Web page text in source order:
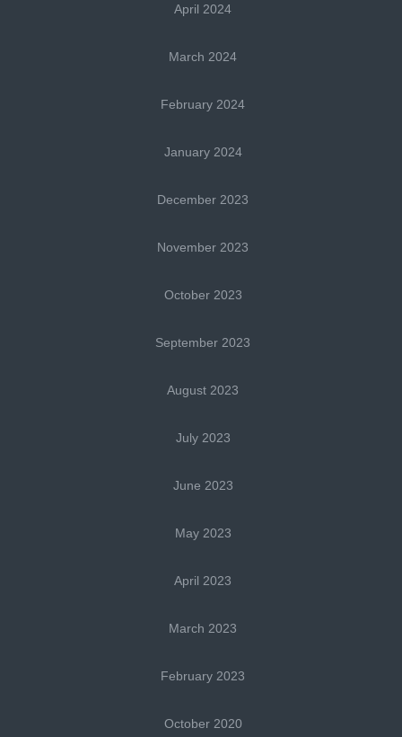
April 2024
March 2024
February 2024
January 2024
December 2023
November 2023
October 2023
September 2023
August 2023
July 2023
June 2023
May 2023
April 2023
March 2023
February 2023
October 2020